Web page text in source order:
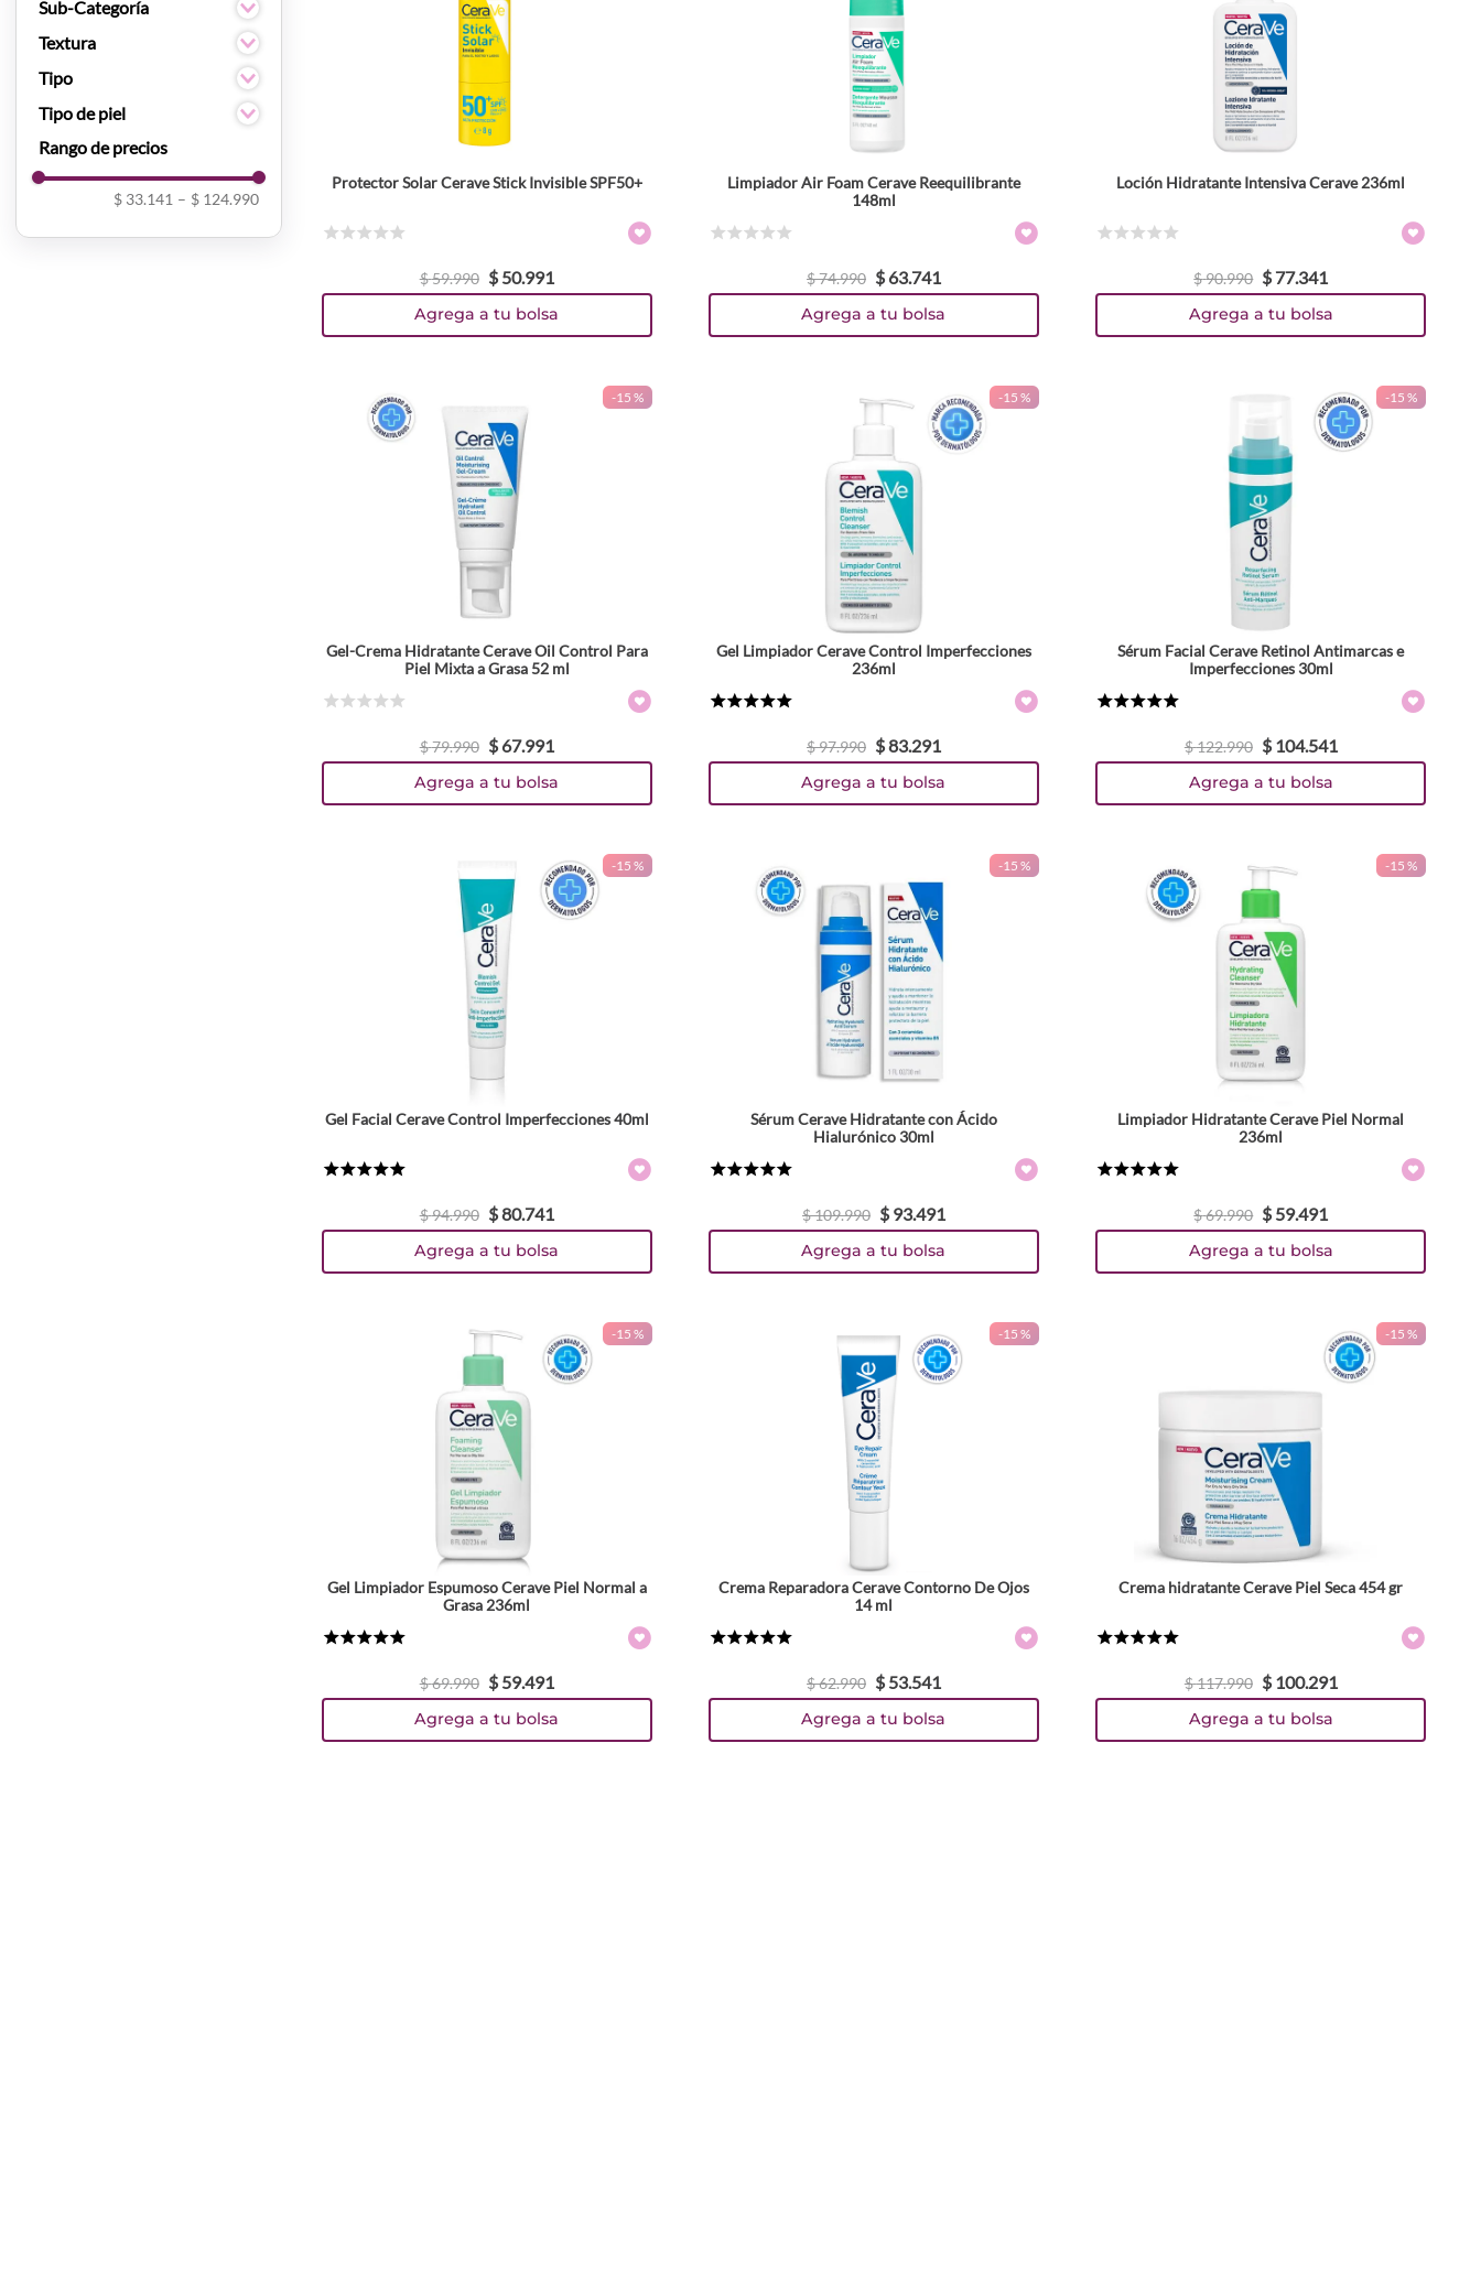
Protección solar
Sub-Categoría
Limpiadores y
Hidratantes y tonicos
Cremas y Mantequillas
Bloqueadores
Textura
Crema
Espuma
Tipo
Cremas
Hidratantes
Limpiadores
Tipo de piel
Mixta
$ 33.141 – $ 124.990
Protector Solar Cerave Stick Invisible SPF50+
$59.990 $ 50.991
Agrega a tu bolsa
Limpiador Air Foam Cerave Reequilibrante
148ml
$74.990 $ 63.741
Agrega a tu bolsa
Loción Hidratante Intensiva Cerave 236ml
$90.990 $ 77.341
Agrega a tu bolsa
-15 %
Gel-Crema Hidratante Cerave Oil Control Para
Piel Mixta a Grasa 52 ml
$79.990 $ 67.991
Agrega a tu bolsa
-15 %
Gel Limpiador Cerave Control Imperfecciones
236ml
$97.990 $83.291
Agrega a tu bolsa
-15 %
Sérum Facial Cerave Retinol Antimarcas e
Imperfecciones 30ml
$122.990 $ 104.541
Agrega a tu bolsa
-15 %
Gel Facial Cerave Control Imperfecciones 40ml
$94.990 $80.741
Agrega a tu bolsa
-15 %
Sérum Cerave Hidratante con Ácido
Hialurónico 30ml
$109.990 $ 93.491
Agrega a tu bolsa
-15 %
Limpiador Hidratante Cerave Piel Normal
236ml
$69.990 $ 59.491
Agrega a tu bolsa
-15 %
Gel Limpiador Espumoso Cerave Piel Normal a
Grasa 236ml
$69.990 $ 59.491
Agrega a tu bolsa
-15 %
Crema Reparadora Cerave Contorno De Ojos
14 ml
$62.990 $ 53.541
Agrega a tu bolsa
-15 %
Crema hidratante Cerave Piel Seca 454 gr
$117.990 $ 100.291
Agrega a tu bolsa